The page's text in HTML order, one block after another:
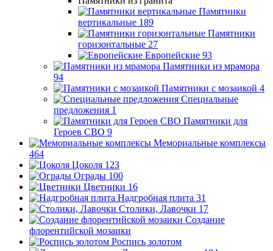
Памятники
вертикальные 189
Памятники
горизонтальные 27
Европейские 93
Памятники из мрамора
94
Памятники с мозаикой 4
Специальные
предложения 1
Памятники для
Героев СВО 9
Мемориальные комплексы
464
Цоколя 123
Ограды 100
Цветники 16
Надгробная плита 31
Столики, Лавочки 17
Создание
флорентийской мозаики
Роспись золотом